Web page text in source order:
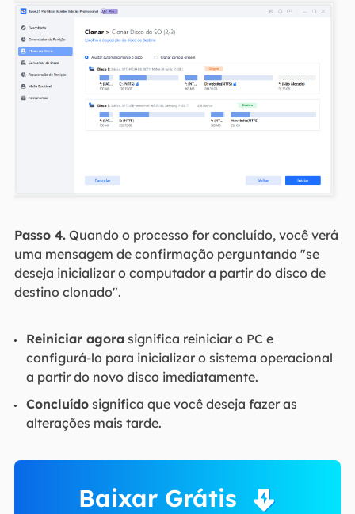
Passo 4.Quando o processo for concluído, você verá
uma mensagem de confirmação perguntando "se
deseja inicializar o computador a partir do disco de
destino clonado".
Reiniciar agorasignifica reiniciar o PC e
configurá-lo para inicializar o sistema operacional
a partir do novo disco imediatamente.
Concluídosignifica que você deseja fazer as
alterações mais tarde.
Baixar Grátis